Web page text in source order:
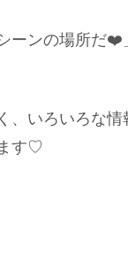
ーンの場所だ❤️
、いろいろな情
す♡